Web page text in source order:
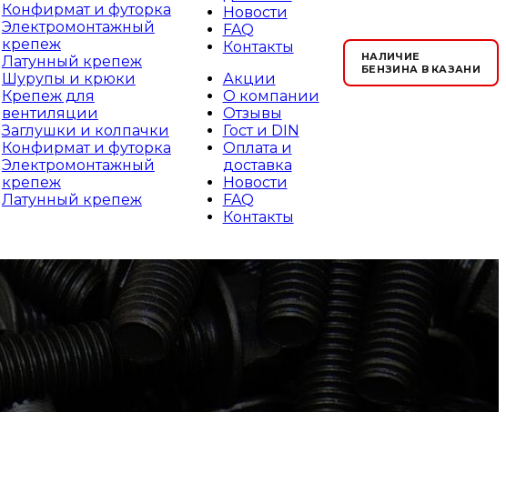
Конфирмат и футорка
Электромонтажный
крепеж
Латунный крепеж
Шурупы и крюки
Крепеж для
вентиляции
Заглушки и колпачки
Конфирмат и футорка
Электромонтажный
крепеж
Латунный крепеж
Новости
FAQ
Контакты
Акции
О компании
Отзывы
Гост и DIN
Оплата и
доставка
Новости
FAQ
Контакты
НАЛИЧИЕ
БЕНЗИНА В КАЗАНИ